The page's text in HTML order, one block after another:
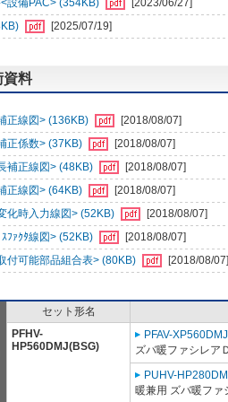
設備PAC> (354KB)
[2023/06/27]
[2025/07/19]
資料
正線図> (136KB)
[2018/08/07]
正係数> (37KB)
[2018/08/07]
補正線図> (48KB)
[2018/08/07]
正線図> (64KB)
[2018/08/07]
化時入力線図> (52KB)
[2018/08/07]
ﾌｧｸﾀ線図> (52KB)
[2018/08/07]
付可能部品組合表> (80KB)
[2018/08/07]
セット形名
PFHV-
HP560DMJ(BSG)
PFAV-XP560DMJ
ズバ暖ファシレア
PUHV-
暖兼用 ズバ暖ファ